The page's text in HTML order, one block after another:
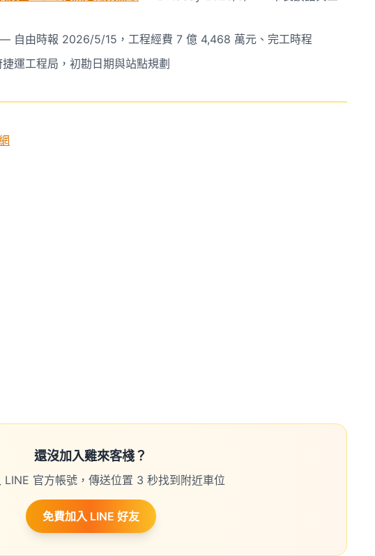
— 自由時報 2026/5/15，工程經費 7 億 4,468 萬元、完工時程
運工程局，初勘日期與站點規劃
還沒加入雞來客棧？
LINE 官方帳號，傳送位置 3 秒找到附近車位
免費加入 LINE 好友